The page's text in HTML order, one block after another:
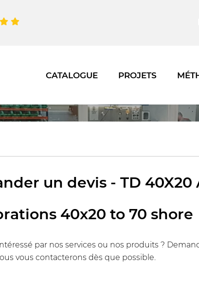
CATALOGUE PROJETS
un devis - TD 40X20
40x20 to 70 shore
par nos services ou nos produits ?
vous contacterons dès que possible.